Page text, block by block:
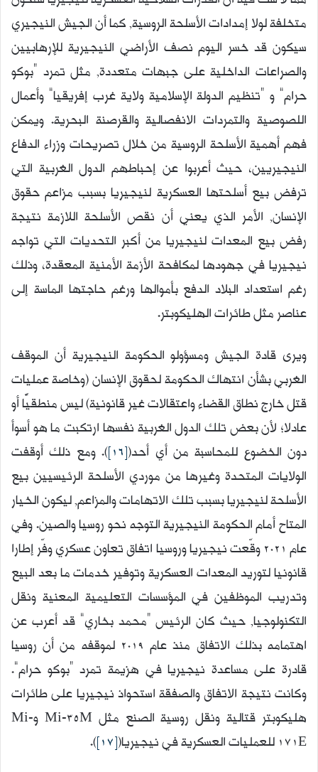
متخلفة لولا إمدادات الأسلحة الروسية, كما أن الجيش النيجيري
سيكون قد خسر اليوم نصف الأراضي النيجيرية للإرهابيين
والصراعات الداخلية على جبهات متعددة, مثل تمرد “بوكو
حرام” و “تنظيم الدولة الإسلامية ولاية غرب إفريقيا” وأعمال
اللصوصية والتمردات الانفصالية والقرصنة البحرية. ويمكن
فهم أهمية الأسلحة الروسية من خلال تصريحات وزراء الدفاع
النيجيريين، حيث أعربوا عن إحباطهم الدول الغربية التي
ترفض بيع أسلحتها العسكرية لنيجيريا بسبب مزاعم حقوق
الإنسان, الأمر الذي يعني أن نقص الأسلحة اللازمة نتيجة
رفض بيع المعدات لنيجيريا من أكبر التحديات التي تواجه
نيجيريا في جهودها لمكافحة الأزمة الأمنية المعقدة، وذلك
رغم استعداد البلاد الدفع بأموالها ورغم حاجتها الماسة إلى
عناصر مثل طائرات الهليكوبتر.
ويرى قادة الجيش ومسؤولو الحكومة النيجيرية أن الموقف
الغربي بشأن انتهاك الحكومة لحقوق الإنسان (وخاصة عمليات
قتل خارج نطاق القضاء واعتقالات غير قانونية) ليس منطقيًّا أو
عادلا؛ لأن بعض تلك الدول الغربية نفسها ارتكبت ما هو أسوأ
دون الخضوع للمحاسبة من أي أحد([16]
). ومع ذلك أوقفت
الولايات المتحدة وغيرها من موردي الأسلحة الرئيسيين بيع
الأسلحة لنيجيريا بسبب تلك الاتهامات والمزاعم, ليكون الخيار
المتاح أمام الحكومة النيجيرية التوجه نحو روسيا والصين. وفي
عام 2021 وقّعت نيجيريا وروسيا اتفاق تعاون عسكري وفّر إطارا
قانونيا لتوريد المعدات العسكرية وتوفير خدمات ما بعد البيع
وتدريب الموظفين في المؤسسات التعليمية المعنية ونقل
التكنولوجيا, حيث كان الرئيس “محمد بخاري” قد أعرب عن
اهتمامه بذلك الاتفاق منذ عام 2019 لموقفه من أن روسيا
قادرة على مساعدة نيجيريا في هزيمة تمرد “بوكو حرام”.
وكانت نتيجة الاتفاق والصفقة استحواذ نيجيريا على طائرات
هليكوبتر قتالية ونقل روسية الصنع مثل Mi-35M وMi-
171E للعمليات العسكرية في نيجيريا(
[17]
).